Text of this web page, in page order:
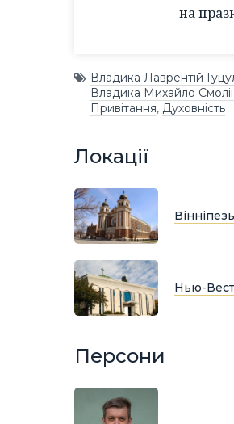
на
Владика Лаврентій
Владика Михайло
Привітання, Духовність
Локації
Нью-
Персони